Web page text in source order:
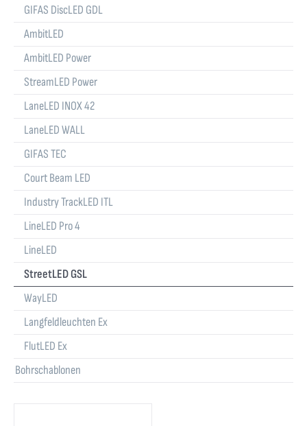
GIFAS DiscLED GDL
AmbitLED
AmbitLED Power
StreamLED Power
LaneLED INOX 42
LaneLED WALL
GIFAS TEC
Court Beam LED
Industry TrackLED ITL
LineLED Pro 4
LineLED
StreetLED GSL
WayLED
Langfeldleuchten Ex
FlutLED Ex
Bohrschablonen